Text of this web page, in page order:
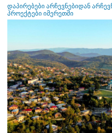
დაპირებები არჩევნებიდან
პროექტები იმერეთში